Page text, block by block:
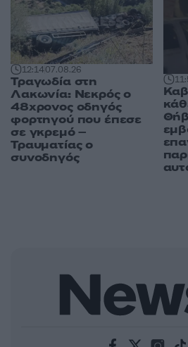
12:1407.08.26
Τραγωδία στη
Λακωνία: Νεκρός ο
48χρονος οδηγός
φορτηγού που έπεσε
σε γκρεμό –
Τραυματίας ο
συνοδηγός